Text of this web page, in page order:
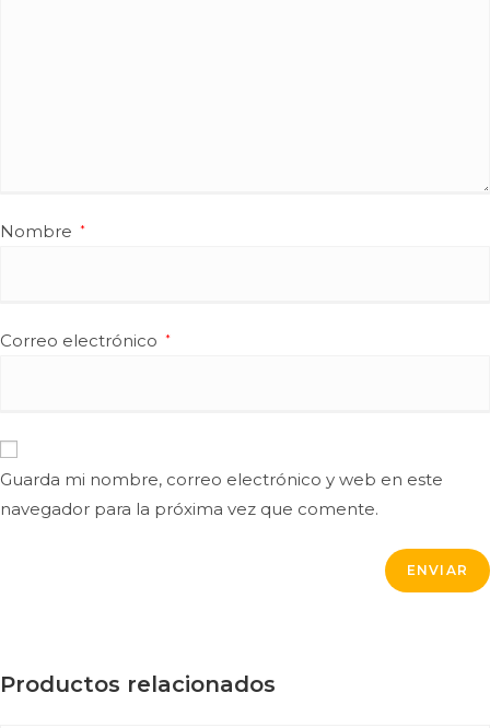
Nombre *
Correo electrónico *
Guarda mi nombre, correo electrónico y web en este
navegador para la próxima vez que comente.
Productos relacionados